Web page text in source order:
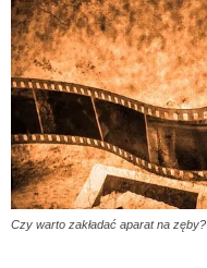
Czy warto zakładać aparat na zęby?